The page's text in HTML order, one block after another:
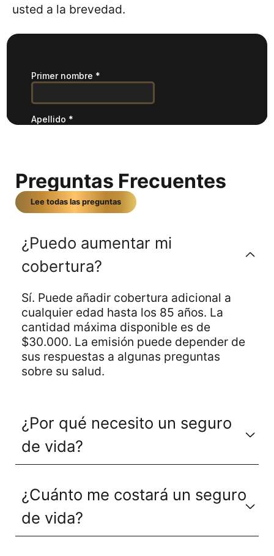
usted a la brevedad.
Preguntas Frecuentes
Lee todas las preguntas
¿Puedo aumentar mi
cobertura?
Sí. Puede añadir cobertura adicional a
cualquier edad hasta los 85 años. La
cantidad máxima disponible es de
$30.000. La emisión puede depender de
sus respuestas a algunas preguntas
sobre su salud.
¿Por qué necesito un seguro
de vida?
¿Cuánto me costará un seguro
de vida?